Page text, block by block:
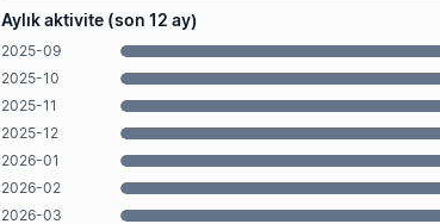
Aylık aktivite (son 12 ay)
2025-09
2025-10
2025-11
2025-12
2026-01
2026-02
2026-03